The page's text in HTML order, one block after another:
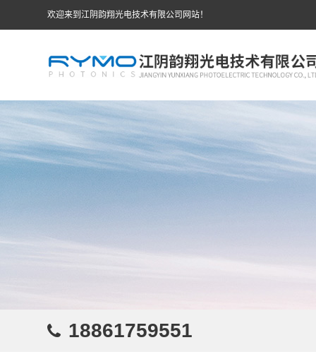
欢迎来到江阴韵翔光电技术有限公司网站！
18861759551